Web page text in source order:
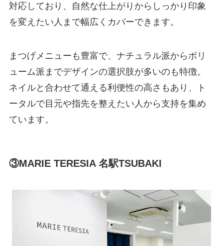
対応しており、自然な仕上がりからしっかり印象
を変えたい人まで幅広くカバーできます。
まつげメニューも豊富で、ナチュラル派からボリ
ューム派までデザインの選択肢が多いのも特徴。
ネイルと合わせて通える利便性の高さもあり、ト
ータルで目元や指先を整えたい人から支持を集め
ています。
③MARIE TERESIA 名駅TSUBAKI